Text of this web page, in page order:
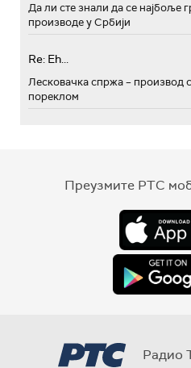
Да ли сте знали да се најбоље
производе у Србији
Re: Eh...
Лесковачка спржа – производ
пореклом
Преузмите РТС
Радио